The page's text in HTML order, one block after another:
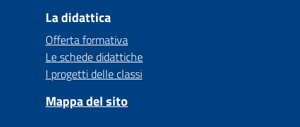
La didattica
Offerta formativa
Le schede didattiche
I progetti delle classi
Mappa del sito